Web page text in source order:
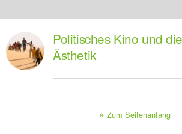
Politisches Kino und die
Ästhetik
Zum Seitenanfang